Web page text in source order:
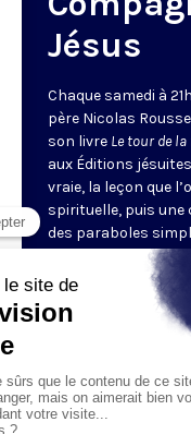
Jésus
Chaque samedi à
père Nicolas
son livre Le tour de
aux Éditions
vraie, la leçon que
spirituelle, puis une
des paraboles
une magnifique
touches : nous
l’intelligence des
prière, de la
Le père Nicolas
Jésus, c’est-à-dire
diocèse de Nantes
entré dans la